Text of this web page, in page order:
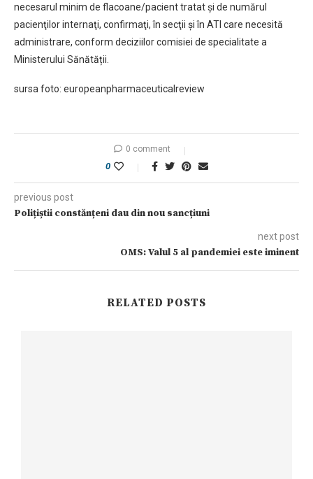
necesarul minim de flacoane/pacient tratat şi de numărul
pacienţilor internaţi, confirmaţi, în secţii şi în ATI care necesită
administrare, conform deciziilor comisiei de specialitate a
Ministerului Sănătății.
sursa foto: europeanpharmaceuticalreview
0 comment
0
previous post
Polițiștii constănțeni dau din nou sancțiuni
next post
OMS: Valul 5 al pandemiei este iminent
RELATED POSTS